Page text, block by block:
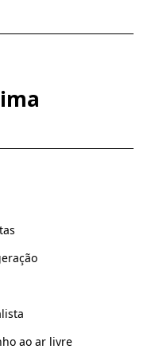
83 — 88
ao ar livre